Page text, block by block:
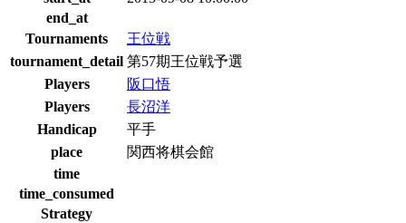
end_at
Tournaments
王位戦
tournament_detail 第57期王位戦予選
Players
阪口悟
Players
長沼洋
Handicap
平手
place
関西将棋会館
time
time_consumed
Strategy